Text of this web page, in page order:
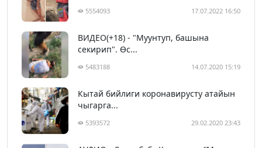
5554093 17.07.2022 16:50
ВИДЕО(+18) - "Муунтуп, башына
секирип". Өс...
5483188 14.07.2020 15:19
Кытай бийлиги коронавирусту атайын
чыгарга...
5393572 29.02.2020 23:43